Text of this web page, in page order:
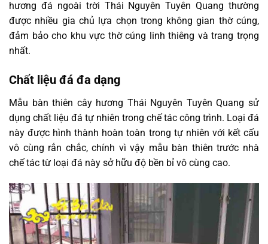
hương đá ngoài trời Thái Nguyên Tuyên Quang thường
được nhiều gia chủ lựa chọn trong không gian thờ cúng,
đảm bảo cho khu vực thờ cúng linh thiêng và trang trọng
nhất.
Chất liệu đá đa dạng
Mẫu bàn thiên cây hương Thái Nguyên Tuyên Quang sử
dụng chất liệu đá tự nhiên trong chế tác công trình. Loại đá
này được hình thành hoàn toàn trong tự nhiên với kết cấu
vô cùng rắn chắc, chính vì vậy mẫu bàn thiên trước nhà
chế tác từ loại đá này sở hữu độ bền bỉ vô cùng cao.